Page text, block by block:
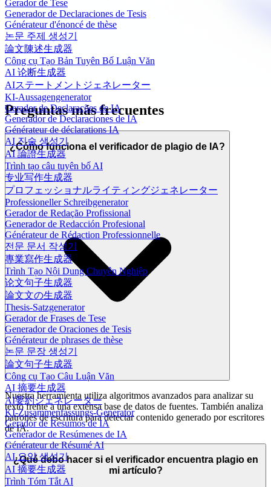
Gerador de Tese
Generador de Declaraciones de Tesis
Générateur d'énoncé de thèse
논문 주제 생성기
論文陳述生成器
Công cụ Tạo Bản Tuyên Bố Luận Văn
AI 论断生成器
AIステートメントジェネレーター
KI-Aussagengenerator
Gerador de Declarações de IA
Generador de Declaraciones de IA
Générateur de déclarations IA
AI 진술 생성기
AI 論證生成器
Trình tạo câu tuyên bố AI
专业写作生成器
プロフェッショナルライティングジェネレーター
Professioneller Schreibgenerator
Gerador de Redação Profissional
Generador de Redacción Profesional
Générateur de Rédaction Professionnelle
전문 문서 작성기
專業寫作生成器
Trình Tạo Nội Dung Chuyên Nghiệp
论文句子生成器
論文文の生成器
Thesis-Satzgenerator
Gerador de Frases de Tese
Generador de Oraciones de Tesis
Générateur de phrases de thèse
논문 문장 생성기
論文句子生成器
Công cụ Tạo Câu Luận Văn
AI 摘要生成器
AI要約ジェネレーター
KI-Zusammenfassungs-Generator
Gerador de Resumos de IA
Generador de Resúmenes de IA
Générateur de Résumé AI
AI 요약 생성기
AI 摘要生成器
Trình Tóm Tắt AI
Preguntas más frecuentes
¿Cómo funciona el verificador de plagio de IA?
Nuestra herramienta utiliza algoritmos avanzados para analizar su
texto frente a una extensa base de datos de fuentes. También analiza
patrones de escritura para detectar contenido generado por escritores
de IA.
¿Qué debo hacer si el verificador encuentra plagio en
mi artículo?